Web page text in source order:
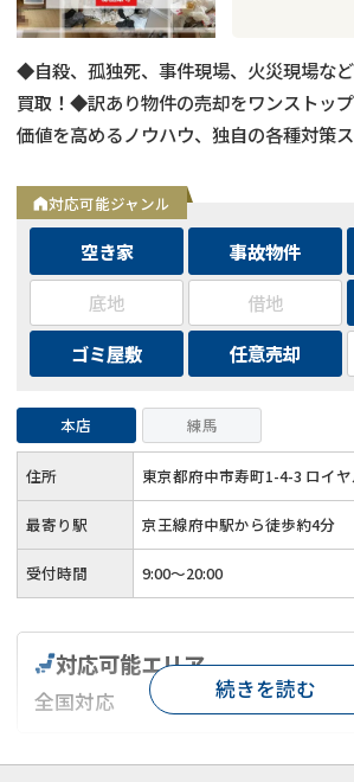
◆自殺、孤独死、事件現場、火災現場な
買取！◆訳あり物件の売却をワンストッ
価値を高めるノウハウ、独自の各種対策
対応可能ジャンル
空き家 事故物件
底地
借地
ゴミ屋敷
任意売却
本店 練馬
住所 東京都府中市寿町1-4-3 ロイ
最寄り駅 京王線府中駅から徒歩約4分
受付時間 9:00～20:00
対応可能エリア
全国対応
対応が親身 オンライン面談可能
続きを読む